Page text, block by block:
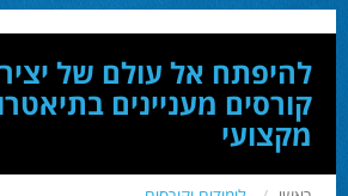
להיפתח אל עולם של
קורסים מעניינים
מקצועי